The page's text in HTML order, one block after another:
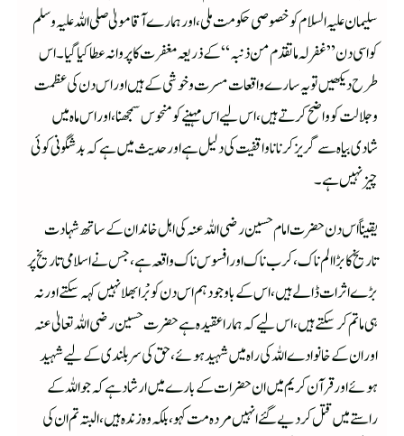
سلیمان علیہ السلام کو خصوصی حکومت ملی، اور ہمارے آقا مولیٰ صلی اللہ علیہ وسلم
کو اسی دن ”غفر لہ ما تقدم من ذنبہ“کے ذریعہ مغفرت کا پروانہ عطا کیا گیا۔ اس
طرح دیکھیں تو یہ سارے واقعات مسرت وخوشی کے ہیں اور اس دن کی عظمت
وجلالت کو واضح کرتے ہیں،اس لیے اس مہینے کو منحوس سمجھنا، اوراس ماہ میں
شادی بیاہ سے گریز کرنا نا واقفیت کی دلیل ہے اور حدیث میں ہے کہ بد شگونی کوئی
چیز نہیں ہے۔
یقیناً اس دن حضرت امام حسین رضی اللہ عنہ کی اہل خاندان کے ساتھ شہادت
تاریخ کا بڑاا لم ناک، کرب ناک اور افسوس ناک واقعہ ہے، جس نے اسلامی تاریخ پر
بڑے اثرات ڈالے ہیں، اس کے باوجود ہم اس دن کو بْرا بھلا نہیں کہہ سکتے اور نہ
ہی ماتم کر سکتے ہیں، اس لیے کہ ہمارا عقیدہ ہے حضرت حسین رضی اللہ تعالیٰ عنہ
اور ان کے خانوادے اللہ کی راہ میں شہید ہوئے، حق کی سر بلندی کے لیے شہید
ہوئے اور قرآن کریم میں ان حضرات کے بارے میں ارشاد ہے کہ جو اللہ کے
راستے میں قتل کردیے گئے انہیں مردہ مت کہو، بلکہ وہ زندہ ہیں، البتہ تم ان کی